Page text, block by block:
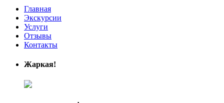
Главная
Экскурсии
Услуги
Отзывы
Контакты
Жаркая!